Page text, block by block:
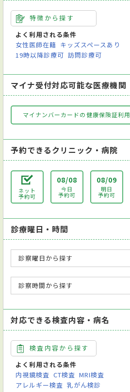
特徴から探す
よく利用される条件
女性医師在籍 キッズスペースあり
19時以降診療可 訪問診療可
マイナ受付対応可能な医療機関
マイナンバーカードの健康保険証利
予約できるクリニック・病院
ネット
予約可
08/08
今日
予約可
08/09
明日
予約可
診療曜日・時間
診察曜日から探す
診察時間から探す
対応できる検査内容・病名
検査内容から探す
よく利用される条件
内視鏡検査 CT検査 MRI検査
アレルギー検査 乳がん検診